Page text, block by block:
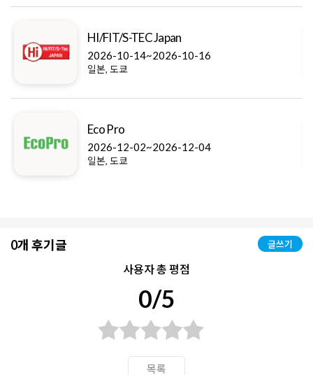
HI/FIT/S-TEC Japan
2026-10-14~2026-10-16
일본, 도쿄
Eco Pro
2026-12-02~2026-12-04
일본, 도쿄
0개 후기글 글쓰기
사용자 총 평점
0/5
목록